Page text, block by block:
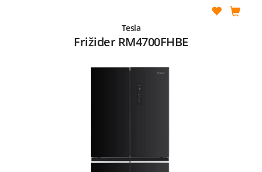
Tesla
Frižider RM4700FHBE